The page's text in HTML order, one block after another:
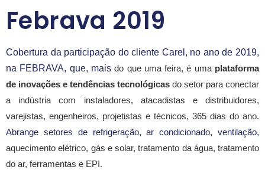
Febrava 2019
Cobertura da participação do cliente Carel, no ano de 2019,
na FEBRAVA, que, mais do que uma feira, é uma plataforma
de inovações e tendências tecnológicas do setor para conectar
a indústria com instaladores, atacadistas e distribuidores,
aquecimento elétrico, gás e solar, tratamento da água, tratamento
do ar, ferramentas e EPI.